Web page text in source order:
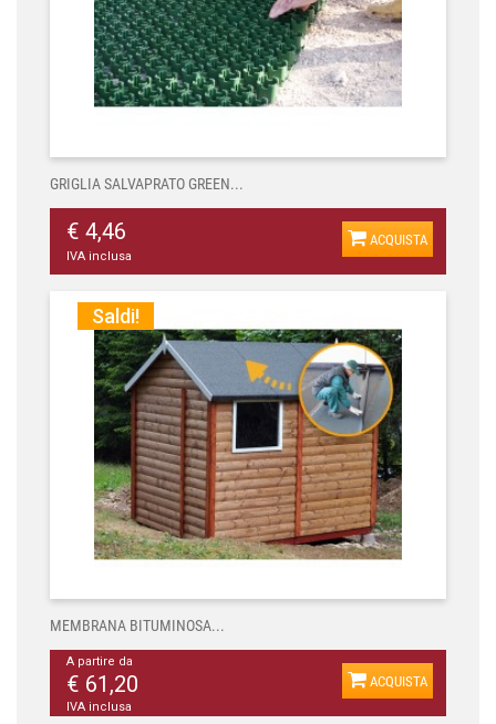
GRIGLIA SALVAPRATO GREEN...
€ 4,46
IVA inclusa
ACQUISTA
Saldi!
MEMBRANA BITUMINOSA...
A partire da
€ 61,20
IVA inclusa
ACQUISTA